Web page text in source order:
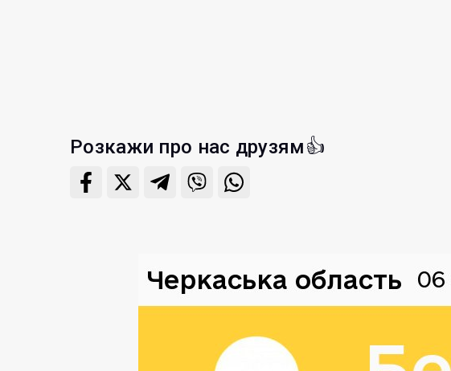
Розкажи про нас друзям👍